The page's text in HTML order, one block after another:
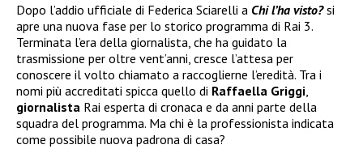
Dopo l’addio ufficiale di Federica Sciarelli a Chi l’ha visto?si
apre una nuova fase per lo storico programma di Rai 3.
Terminata l’era della giornalista, che ha guidato la
trasmissione per oltre vent’anni, cresce l’attesa per
conoscere il volto chiamato a raccoglierne l’eredità. Tra i
nomi più accreditati spicca quello di Raffaella Griggi
giornalista Rai esperta di cronaca e da anni parte della
squadra del programma. Ma chi è la professionista indicata
come possibile nuova padrona di casa?